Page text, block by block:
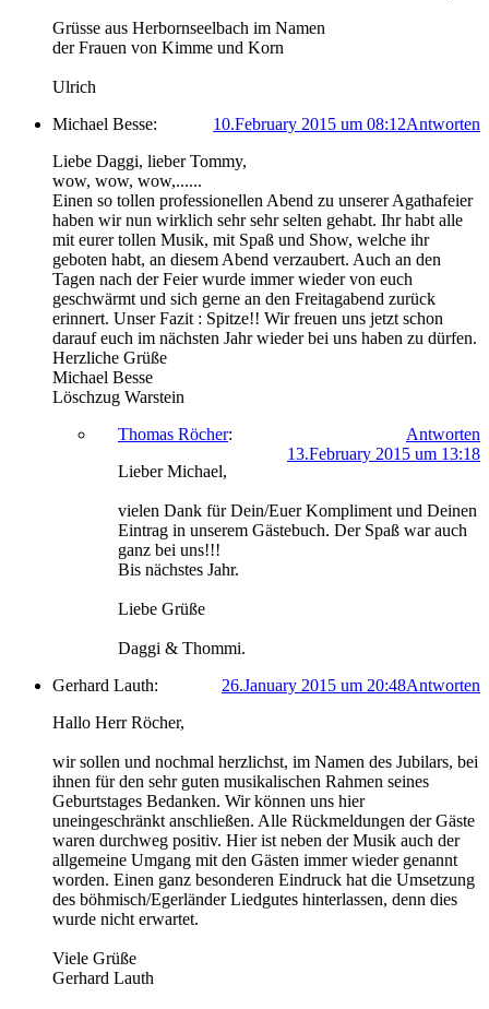
Grüsse aus Herbornseelbach im Namen
der Frauen von Kimme und Korn
Ulrich
Michael Besse:
Antworten
10.February 2015 um 08:12
Liebe Daggi, lieber Tommy,
wow, wow, wow,......
Einen so tollen professionellen Abend zu unserer Agathafeier
haben wir nun wirklich sehr sehr selten gehabt. Ihr habt alle
mit eurer tollen Musik, mit Spaß und Show, welche ihr
geboten habt, an diesem Abend verzaubert. Auch an den
Tagen nach der Feier wurde immer wieder von euch
geschwärmt und sich gerne an den Freitagabend zurück
erinnert. Unser Fazit : Spitze!! Wir freuen uns jetzt schon
darauf euch im nächsten Jahr wieder bei uns haben zu dürfen.
Herzliche Grüße
Michael Besse
Löschzug Warstein
Thomas Röcher:
Antworten
13.February 2015 um 13:18
Lieber Michael,
vielen Dank für Dein/Euer Kompliment und Deinen
Eintrag in unserem Gästebuch. Der Spaß war auch
ganz bei uns!!!
Bis nächstes Jahr.
Liebe Grüße
Daggi & Thommi.
Gerhard Lauth:
Antworten
26.January 2015 um 20:48
Hallo Herr Röcher,
wir sollen und nochmal herzlichst, im Namen des Jubilars, bei
ihnen für den sehr guten musikalischen Rahmen seines
Geburtstages Bedanken. Wir können uns hier
uneingeschränkt anschließen. Alle Rückmeldungen der Gäste
waren durchweg positiv. Hier ist neben der Musik auch der
allgemeine Umgang mit den Gästen immer wieder genannt
worden. Einen ganz besonderen Eindruck hat die Umsetzung
des böhmisch/Egerländer Liedgutes hinterlassen, denn dies
wurde nicht erwartet.
Viele Grüße
Gerhard Lauth